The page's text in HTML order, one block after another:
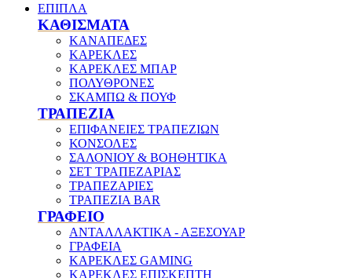
ΕΠΙΠΛΑ
ΚΑΘΙΣΜΑΤΑ
ΚΑΝΑΠΕΔΕΣ
ΚΑΡΕΚΛΕΣ
ΚΑΡΕΚΛΕΣ ΜΠΑΡ
ΠΟΛΥΘΡΟΝΕΣ
ΣΚΑΜΠΩ & ΠΟΥΦ
ΤΡΑΠΕΖΙΑ
ΕΠΙΦΑΝΕΙΕΣ ΤΡΑΠΕΖΙΩΝ
ΚΟΝΣΟΛΕΣ
ΣΑΛΟΝΙΟΥ & ΒΟΗΘΗΤΙΚΑ
ΣΕΤ ΤΡΑΠΕΖΑΡΙΑΣ
ΤΡΑΠΕΖΑΡΙΕΣ
ΤΡΑΠΕΖΙΑ BAR
ΓΡΑΦΕΙΟ
ΑΝΤΑΛΛΑΚΤΙΚΑ - ΑΞΕΣΟΥΑΡ
ΓΡΑΦΕΙΑ
ΚΑΡΕΚΛΕΣ GAMING
ΚΑΡΕΚΛΕΣ ΕΠΙΣΚΕΠΤΗ